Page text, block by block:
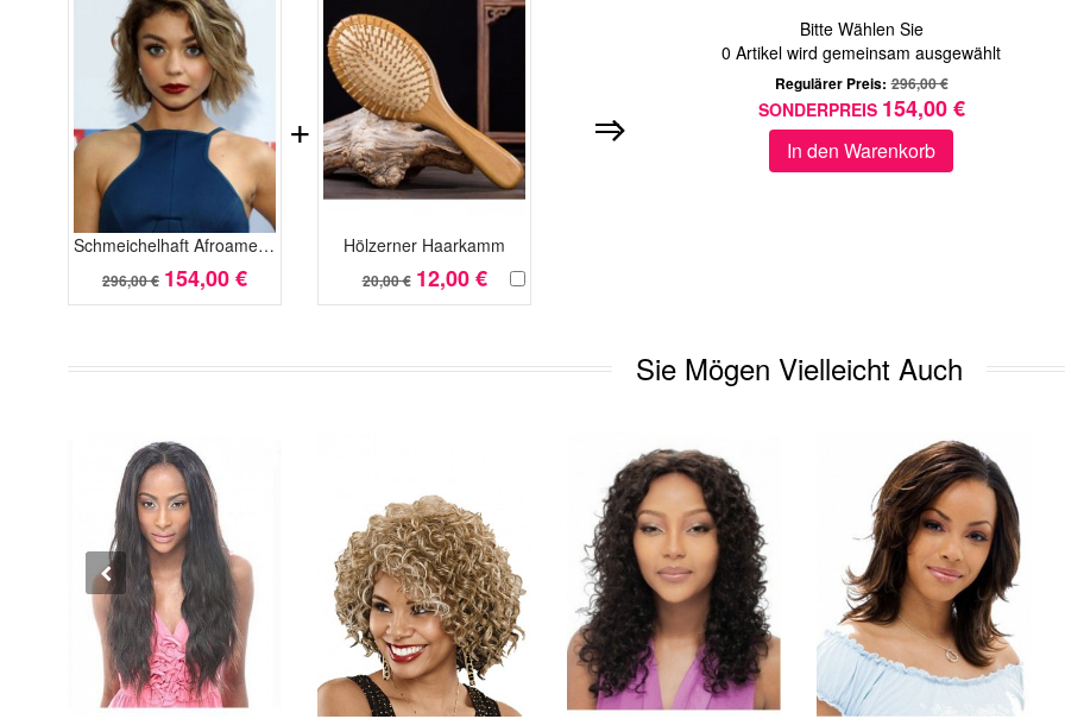
Schmeichelhaft Afroamerikaner Spitzefront Wellige Remy Echthaar Perücke
296,00 € 154,00 €
Hölzerner Haarkamm
20,00 € 12,00 €
+
Bitte Wählen Sie
0 Artikel wird gemeinsam ausgewählt
Regulärer Preis: 296,00 €
SONDERPREIS 154,00 €
In den Warenkorb
Sie Mögen Vielleicht Auch